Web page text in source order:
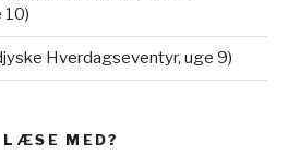
10)
Hverdagseventyr, uge 9)
LÆSE MED?